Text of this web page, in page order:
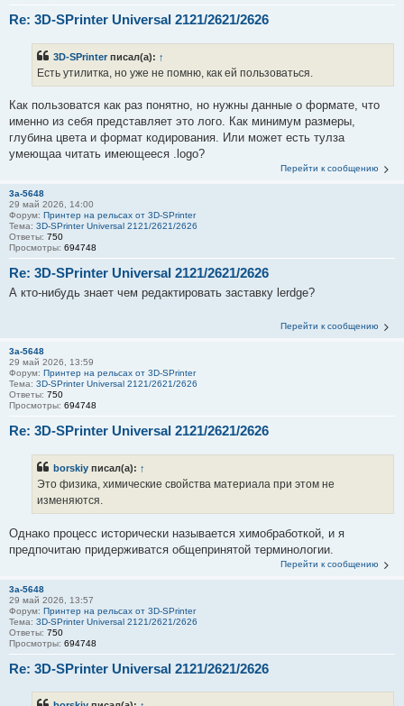
Re: 3D-SPrinter Universal 2121/2621/2626
3D-SPrinter писал(а): ↑
Есть утилитка, но уже не помню, как ей пользоваться.
Как пользоватся как раз понятно, но нужны данные о формате, что
именно из cебя представляет это лого. Как минимум размеры,
глубина цвета и формат кодирования. Или может есть тулза
умеющаа читать имеющееся .logo?
Перейти к сообщению
3a-5648
29 май 2026, 14:00
Форум: Принтер на рельсах от 3D-SPrinter
Тема: 3D-SPrinter Universal 2121/2621/2626
Ответы: 750
Просмотры: 694748
Re: 3D-SPrinter Universal 2121/2621/2626
А кто-нибудь знает чем редактировать заставку lerdge?
Перейти к сообщению
3a-5648
29 май 2026, 13:59
Форум: Принтер на рельсах от 3D-SPrinter
Тема: 3D-SPrinter Universal 2121/2621/2626
Ответы: 750
Просмотры: 694748
Re: 3D-SPrinter Universal 2121/2621/2626
borskiy писал(а): ↑
Это физика, химические свойства материала при этом не
изменяются.
Однако процесс исторически называется химобработкой, и я
предпочитаю придерживатся общепринятой терминологии.
Перейти к сообщению
3a-5648
29 май 2026, 13:57
Форум: Принтер на рельсах от 3D-SPrinter
Тема: 3D-SPrinter Universal 2121/2621/2626
Ответы: 750
Просмотры: 694748
Re: 3D-SPrinter Universal 2121/2621/2626